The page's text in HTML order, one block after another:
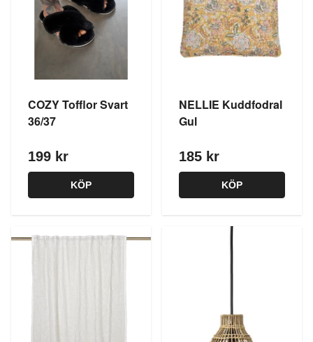
COZY Tofflor Svart
36/37
199 kr
KÖP
NELLIE Kuddfodral
Gul
185 kr
KÖP